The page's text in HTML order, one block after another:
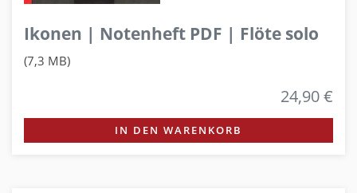
Ikonen | Notenheft PDF | Flöte solo
(7,3 MB)
24,90 €
IN DEN WARENKORB